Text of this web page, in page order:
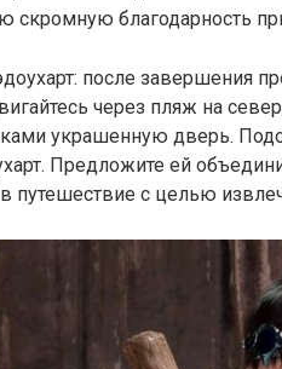
скромную благодарность
после завершения
через пляж на
украшенную дверь.
Предложите ей
путешествие с целью